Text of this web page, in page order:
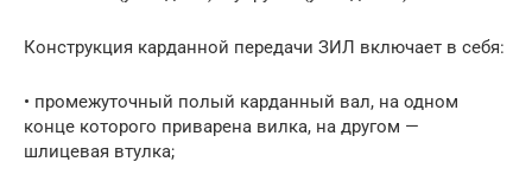
Конструкция карданной передачи ЗИЛ включает в себя:
• промежуточный полый карданный вал, на одном
конце которого приварена вилка, на другом —
шлицевая втулка;